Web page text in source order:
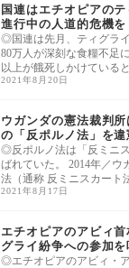
国連はエチオピアの
進行中の人道的危機
◎国連は先月、ティグラ
80万人が深刻な食糧不足
以上が餓死しかけている
021年5
2021年8月20日
ウガンダの憲法裁判
の「反ポルノ法」を違
◎反ポルノ法は「反ミニ
ばれていた。 2014年／ウ
法（通称 反ミニスカート
議者た
2021年8月17日
エチオピアのアビィ
グライ紛争への参加
◎エチオピアのアビィ・